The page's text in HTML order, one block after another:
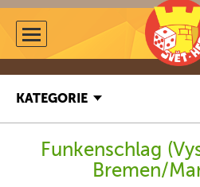
KATEGORIE
Funkenschlag
Bremen/